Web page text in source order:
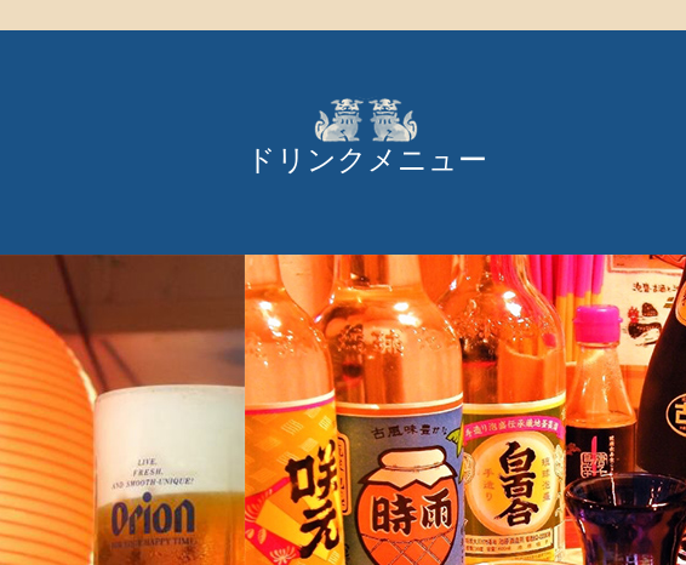
ドリンクメニュー